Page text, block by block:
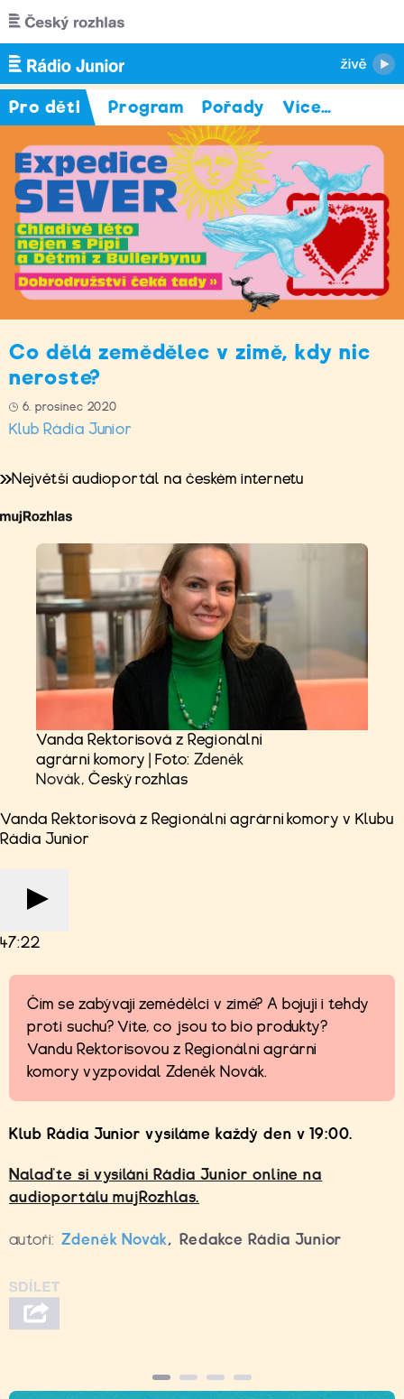
Přejít k hlavnímu obsahu
Pro děti Program Pořady Více…
Co dělá zemědělec v zimě, kdy nic
neroste?
6. prosinec 2020
Klub Rádia Junior
Největší audioportál na českém internetu
Vanda Rektorisová z Regionální
agrární komory | Foto:Zdeněk
Novák, Český rozhlas
Vanda Rektorisová z Regionální agrární komory v Klubu
Rádia Junior
47:22
Čím se zabývají zemědělci v zimě? A bojují i tehdy
proti suchu? Víte, co jsou to bio produkty?
Vandu Rektorisovou z Regionální agrární
komory vyzpovídal Zdeněk Novák.
Klub Rádia Junior vysíláme každý den v 19:00.
Nalaďte si vysílání Rádia Junior online na
audioportálu mujRozhlas.
autoři: Zdeněk Novák, Redakce Rádia Junior